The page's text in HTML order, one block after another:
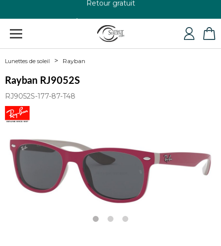
Lunettes de soleil Rayban
Rayban RJ9052S
RJ9052S-177-87-T48